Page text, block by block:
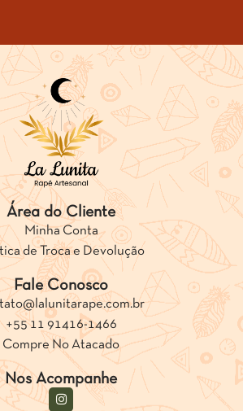
Área do Cliente
Minha Conta
de Troca e Devolução
Fale Conosco
+55 11 91416-1466
Compre No Atacado
Nos Acompanhe